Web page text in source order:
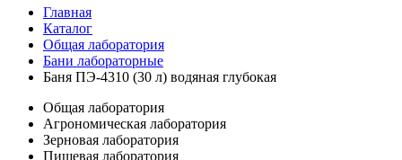
Главная
Каталог
Общая лаборатория
Бани лабораторные
Баня ПЭ-4310 (30 л) водяная глубокая
Общая лаборатория
Агрономическая лаборатория
Зерновая лаборатория
Пищевая лаборатория